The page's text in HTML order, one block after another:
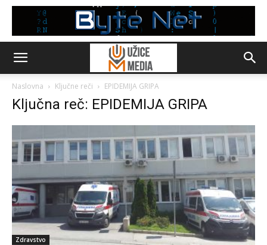
Naslovna Ključne reči EPIDEMIJA GRIPA
Ključna reč: EPIDEMIJA GRIPA
Zdravstvo